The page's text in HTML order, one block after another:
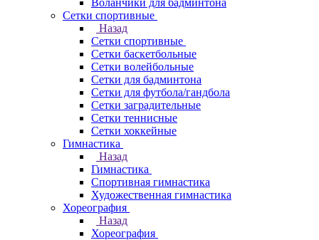
Воланчики для бадминтона
Сетки спортивные
Назад
Сетки спортивные
Сетки баскетбольные
Сетки волейбольные
Сетки для бадминтона
Сетки для футбола/гандбола
Сетки заградительные
Сетки теннисные
Сетки хоккейные
Гимнастика
Назад
Гимнастика
Спортивная гимнастика
Художественная гимнастика
Хореография
Назад
Хореография